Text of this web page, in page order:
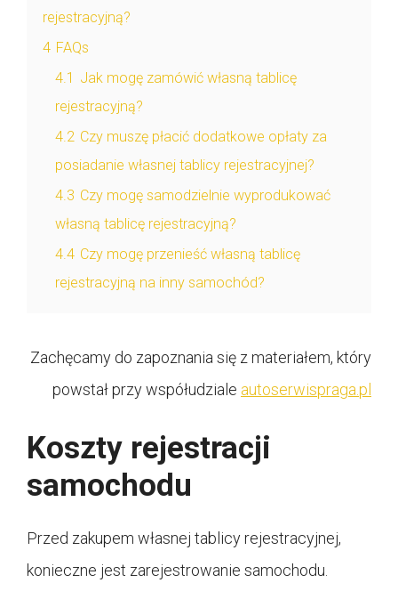
rejestracyjną?
4 FAQs
4.1 Jak mogę zamówić własną tablicę
rejestracyjną?
4.2 Czy muszę płacić dodatkowe opłaty za
posiadanie własnej tablicy rejestracyjnej?
4.3 Czy mogę samodzielnie wyprodukować
własną tablicę rejestracyjną?
4.4 Czy mogę przenieść własną tablicę
rejestracyjną na inny samochód?
Zachęcamy do zapoznania się z materiałem, który
powstał przy współudziale autoserwispraga.pl
Koszty rejestracji
samochodu
Przed zakupem własnej tablicy rejestracyjnej,
konieczne jest zarejestrowanie samochodu.